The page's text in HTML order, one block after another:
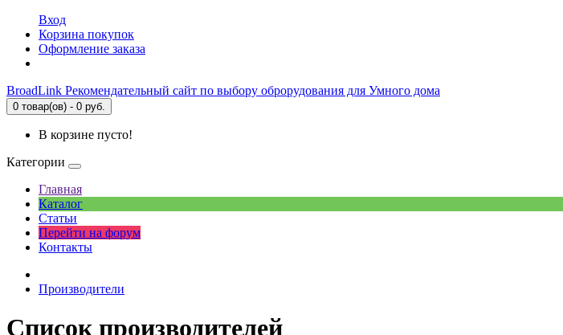
Вход
Корзина покупок
Оформление заказа
BroadLink Рекомендательный сайт по выбору оброрудования для Умного дома
0 товар(ов) - 0 руб.
В корзине пусто!
Категории
Главная
Каталог
Статьи
Перейти на форум
Контакты
Производители
Список производителей